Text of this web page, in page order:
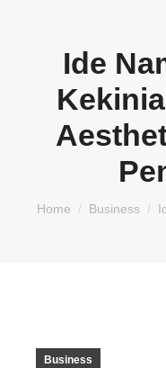
Ide
You are here:
Home Business
Business